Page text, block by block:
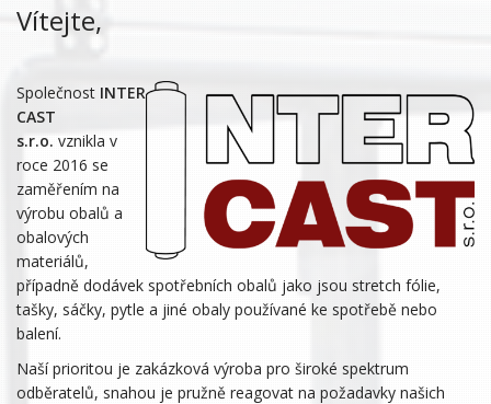
Vítejte,
Společnost INTER
CAST
s.r.o. vznikla v
roce 2016 se
zaměřením na
výrobu obalů a
obalových
materiálů,
případně dodávek spotřebních obalů jako jsou stretch fólie,
tašky, sáčky, pytle a jiné obaly používané ke spotřebě nebo
balení.
Naší prioritou je zakázková výroba pro široké spektrum
odběratelů, snahou je pružně reagovat na požadavky našich